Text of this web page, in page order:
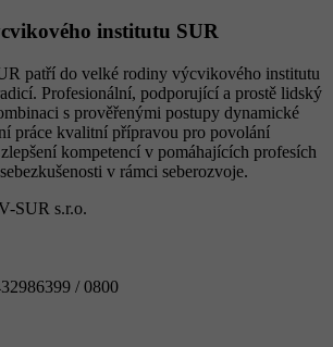
institutu SUR
patří do velké rodiny výcvikového institutu
Profesionální, podporující a prostě lidský
s prověřenými postupy dynamické
práce kvalitní přípravou pro povolání
kompetencí v pomáhajících profesích
v rámci seberozvoje.
SUR s.r.o.
/ 0800